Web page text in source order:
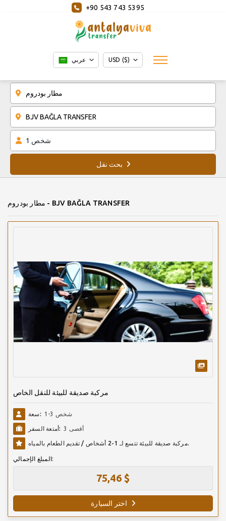
+90 543 743 5395
عربي USD ($)
1 شخص
بحث نقل
مطار بودروم - BJV BAĞLA TRANSFER
مركبة صديقة للبيئة للنقل الخاص
سعة: 1-3 شخص
أمتعة السفر: أقصى 3
مركبة صديقة للبيئة تتسع لـ 1-2 أشخاص / تقديم الطعام بالمياه.
المبلغ الإجمالي:
75,46 $
اختر السيارة